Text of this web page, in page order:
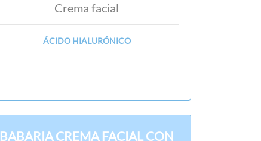
Crema facial
ÁCIDO HIALURÓNICO
BABARIA CREMA FACIAL CON